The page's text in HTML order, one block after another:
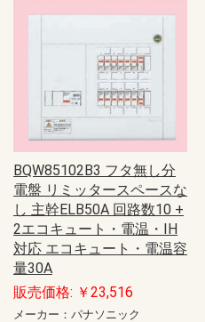
BQW85102B3 フタ無し分
電盤 リミッタースペースな
し 主幹ELB50A 回路数10 +
2エコキュート・電温・IH
対応 エコキュート・電温容
量30A
販売価格: ￥23,516
メーカー：パナソニック